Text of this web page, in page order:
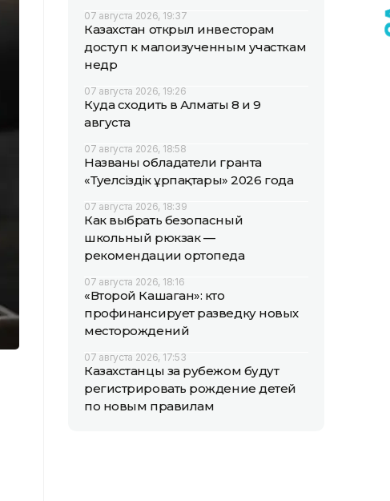
07 августа 2026, 19:37
Казахстан открыл инвесторам
доступ к малоизученным участкам
недр
07 августа 2026, 19:26
Куда сходить в Алматы 8 и 9
августа
07 августа 2026, 18:58
Названы обладатели гранта
«Тәуелсіздік ұрпақтары» 2026 года
07 августа 2026, 18:39
Как выбрать безопасный
школьный рюкзак —
рекомендации ортопеда
07 августа 2026, 18:16
«Второй Кашаган»: кто
профинансирует разведку новых
месторождений
07 августа 2026, 17:53
Казахстанцы за рубежом будут
регистрировать рождение детей
по новым правилам